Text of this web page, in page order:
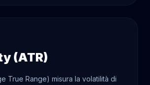
(ATR)
True Range) misura la volatilità di